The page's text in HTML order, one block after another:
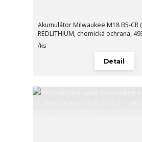
Akumulátor Milwaukee M18 B5-CR
REDLITHIUM, chemická ochrana,
/ks
Detail